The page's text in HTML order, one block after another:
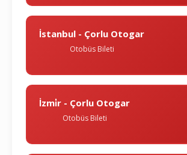
İstanbul - Çorlu Otogar
Otobüs Bileti
İzmi̇r - Çorlu Otogar
Otobüs Bileti